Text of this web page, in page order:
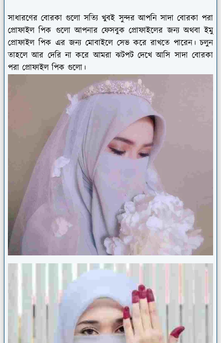
সাধারণের বোরকা গুলো সত্যি খুবই সুন্দর আপনি সাদা বোরকা পরা
প্রোফাইল পিক গুলো আপনার ফেসবুক প্রোফাইলের জন্য অথবা ইমু
প্রোফাইল পিক এর জন্য মোবাইলে সেভ করে রাখতে পারেন। চলুন
তাহলে আর দেরি না করে আমরা ঝটপট দেখে আসি সাদা বোরকা
পরা প্রোফাইল পিক গুলো।